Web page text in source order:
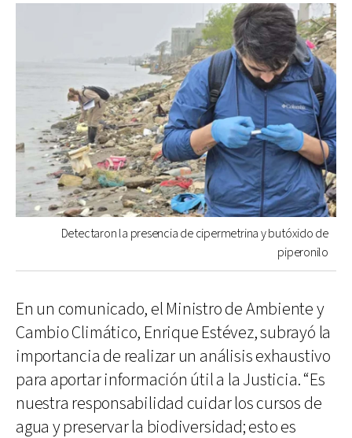
Detectaron la presencia de cipermetrina y butóxido de
piperonilo
En un comunicado, el Ministro de Ambiente y
Cambio Climático, Enrique Estévez, subrayó la
importancia de realizar un análisis exhaustivo
para aportar información útil a la Justicia. “Es
nuestra responsabilidad cuidar los cursos de
agua y preservar la biodiversidad; esto es